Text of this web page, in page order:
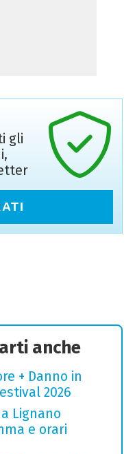
gli
anche
+ Danno in
2026
Lignano
e orari